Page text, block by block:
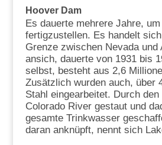
Hoover Dam
Es dauerte mehrere Jahre,
fertigzustellen. Es handelt
Grenze zwischen Nevada und
ansich, dauerte von 1931 bis
selbst, besteht aus 2,6
Zusätzlich wurden auch, über
Stahl eingearbeitet. Durch
Colorado River gestaut und
gesamte Trinkwasser
daran anknüpft, nennt sich